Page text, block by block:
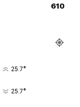
610
25.7°
25.7°